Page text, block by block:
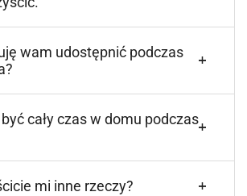
wam udostępnić podczas
cały czas w domu podczas
mi inne rzeczy?